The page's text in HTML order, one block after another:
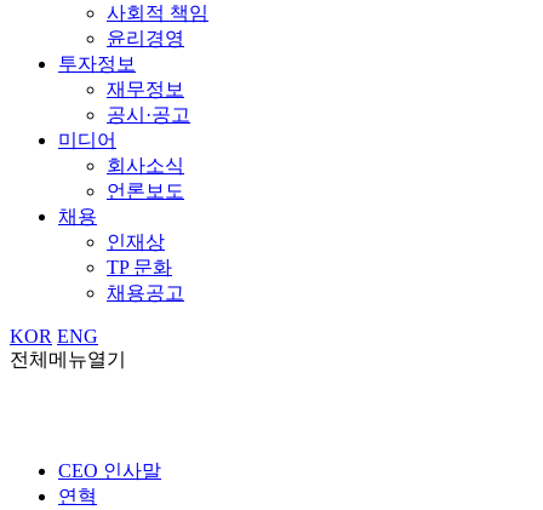
사회적 책임
윤리경영
투자정보
재무정보
공시·공고
미디어
회사소식
언론보도
채용
인재상
TP 문화
채용공고
KOR ENG
전체메뉴열기
CEO 인사말
연혁